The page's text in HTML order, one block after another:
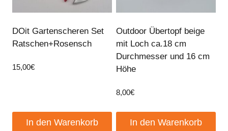
DOit Gartenscheren Set
Ratschen+Rosensch
15,00€
In den Warenkorb
Outdoor Übertopf beige
mit Loch ca.18 cm
Durchmesser und 16 cm
Höhe
8,00€
In den Warenkorb